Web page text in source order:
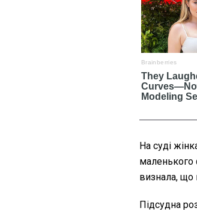
На суді
маленького
визнала, що
Підсудна